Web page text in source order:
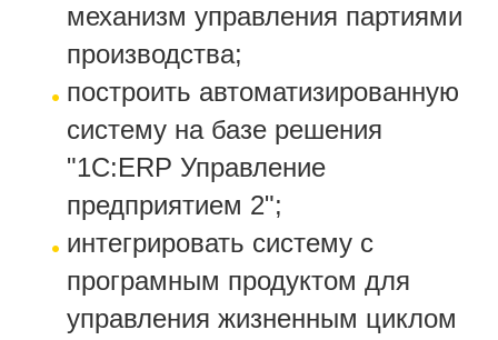
механизм управления партиями
производства;
построить автоматизированную
систему на базе решения
"1С:ERP Управление
предприятием 2";
интегрировать систему с
програмным продуктом для
управления жизненным циклом